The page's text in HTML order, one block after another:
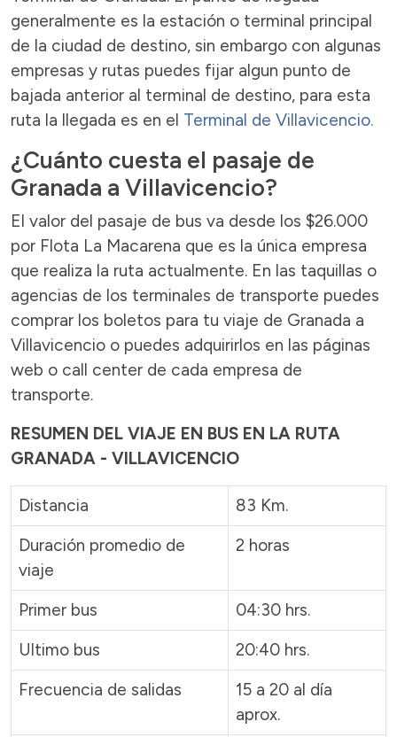
generalmente es la estación o terminal principal
de la ciudad de destino, sin embargo con algunas
empresas y rutas puedes fijar algun punto de
bajada anterior al terminal de destino, para esta
ruta la llegada es en el Terminal de Villavicencio.
¿Cuánto cuesta el pasaje de
Granada a Villavicencio?
El valor del pasaje de bus va desde los $26.000
por Flota La Macarena que es la única empresa
que realiza la ruta actualmente. En las taquillas o
agencias de los terminales de transporte puedes
comprar los boletos para tu viaje de Granada a
Villavicencio o puedes adquirirlos en las páginas
web o call center de cada empresa de
transporte.
RESUMEN DEL VIAJE EN BUS EN LA RUTA
GRANADA - VILLAVICENCIO
Distancia
83 Km.
Duración promedio de
viaje
2 horas
Primer bus
04:30 hrs.
Ultimo bus
20:40 hrs.
Frecuencia de salidas
15 a 20 al día
aprox.